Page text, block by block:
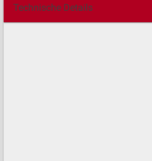
Technische Details